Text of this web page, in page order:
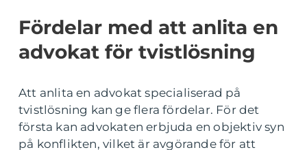
Fördelar med att anlita en
advokat för tvistlösning
Att anlita en advokat specialiserad på
tvistlösning kan ge flera fördelar. För det
första kan advokaten erbjuda en objektiv syn
på konflikten, vilket är avgörande för att